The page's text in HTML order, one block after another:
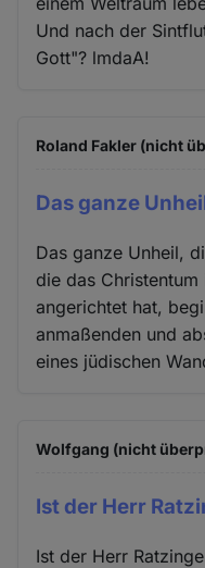
Und nach der
Gott"? lmdaA!
Roland Fakler (nicht
Das ganze
Das ganze Unheil,
die das
angerichtet hat,
anmaßenden und
eines jüdischen
Wolfgang (nicht
Ist der Herr
Ist der Herr